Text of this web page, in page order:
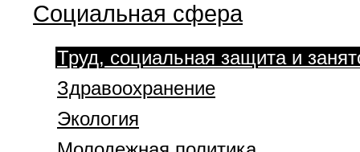
Социальная сфера
Труд, социальная защита и
Здравоохранение
Экология